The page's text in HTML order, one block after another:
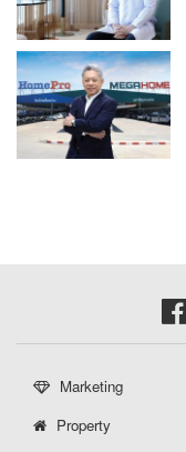
Marketing
Property